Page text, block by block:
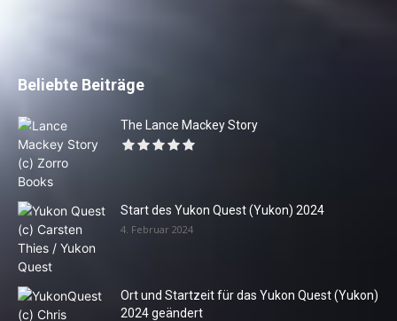
Beliebte Beiträge
The Lance Mackey Story
Start des Yukon Quest (Yukon) 2024
4. Februar 2024
Ort und Startzeit für das Yukon Quest (Yukon)
2024 geändert